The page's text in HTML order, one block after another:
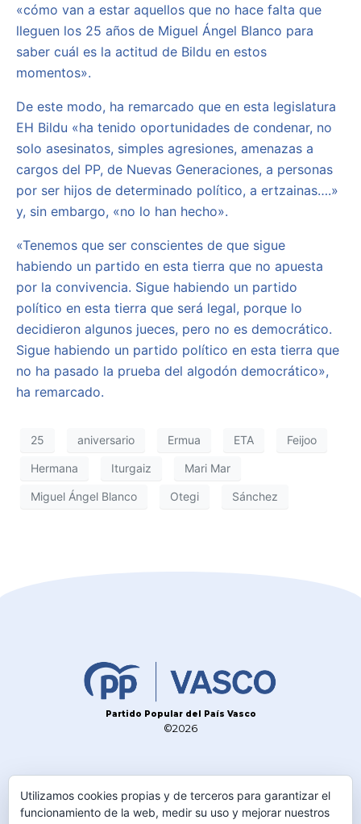
«cómo van a estar aquellos que no hace falta que
lleguen los 25 años de Miguel Ángel Blanco para
saber cuál es la actitud de Bildu en estos
momentos».
De este modo, ha remarcado que en esta legislatura
EH Bildu «ha tenido oportunidades de condenar, no
solo asesinatos, simples agresiones, amenazas a
cargos del PP, de Nuevas Generaciones, a personas
por ser hijos de determinado político, a ertzainas….»
y, sin embargo, «no lo han hecho».
«Tenemos que ser conscientes de que sigue
habiendo un partido en esta tierra que no apuesta
por la convivencia. Sigue habiendo un partido
político en esta tierra que será legal, porque lo
decidieron algunos jueces, pero no es democrático.
Sigue habiendo un partido político en esta tierra que
no ha pasado la prueba del algodón democrático»,
ha remarcado.
25 aniversario Ermua ETA Feijoo
Hermana Iturgaiz Mari Mar
Miguel Ángel Blanco Otegi Sánchez
Partido Popular del País Vasco
©2026
CONTACTO
TELÉFONO
Utilizamos cookies propias y de terceros para garantizar el
funcionamiento de la web, medir su uso y mejorar nuestros